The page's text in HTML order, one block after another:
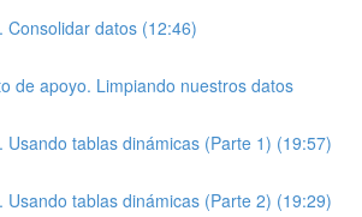
Consolidar datos (12:46)
de apoyo. Limpiando nuestros datos
Usando tablas dinámicas (Parte 1) (19:57)
Usando tablas dinámicas (Parte 2) (19:29)